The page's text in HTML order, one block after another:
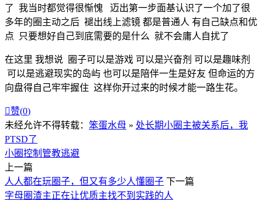
了 我当时都觉得很惭愧 迈出第一步面基认识了一个加了很
多年的圈主动之后 褪出线上滤镜 都是普通人 有自己缺点和优
点 只要想好自己到底需要的是什么 就不会庸人自扰了
在这里 我想说 圈子可以是游戏 可以是兴奋剂 可以是趣味剂
可以是逃避现实的岛屿 也可以是陪伴一生是好友 但命运的方
向盘得自己牢牢握住 这样你开过来的时候才能一路生花。
赞(0)
未经允许不得转载： 笨蛋水母 » 处长期小圈主被关系后，我
PTSD了
小圈控制 管教逃避
上一篇
人人都在玩圈子，但又有多少人懂圈子 下一篇
字母圈渣主正在让优质主找不到实践的人